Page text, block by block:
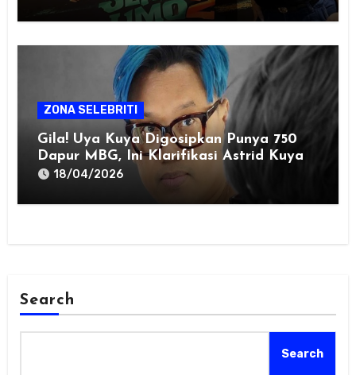
ZONA SELEBRITI
Gila! Uya Kuya Digosipkan Punya 750
Dapur MBG, Ini Klarifikasi Astrid Kuya
18/04/2026
Search
Search